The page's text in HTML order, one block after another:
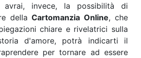
invece, la possibilità di
della Cartomanzia Online, che
chiare e rivelatrici sulla
d'amore, potrà indicarti il
per tornare ad essere